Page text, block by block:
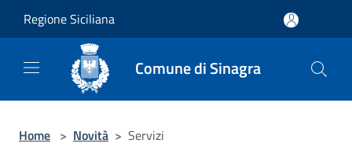
Regione Siciliana
Comune di Sinagra
Home > Novità > Servizi